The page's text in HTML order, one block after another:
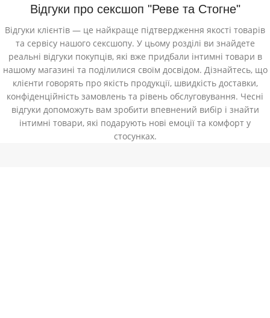
Відгуки про сексшоп "Реве та Стогне"
Відгуки клієнтів — це найкраще підтвердження якості товарів
та сервісу нашого сексшопу. У цьому розділі ви знайдете
реальні відгуки покупців, які вже придбали інтимні товари в
нашому магазині та поділилися своїм досвідом. Дізнайтесь, що
клієнти говорять про якість продукції, швидкість доставки,
конфіденційність замовлень та рівень обслуговування. Чесні
відгуки допоможуть вам зробити впевнений вибір і знайти
інтимні товари, які подарують нові емоції та комфорт у
стосунках.